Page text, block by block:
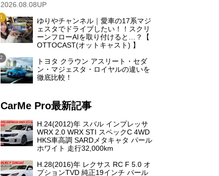
2026.08.08UP
ゆりやチャンネル｜愛車の17系マジ
ェスタでドライブしたい！！スクリ
ーンフローAIを取り付けると…？【
OTTOCAST(オットキャスト) 】
トヨタ クラウン アスリート・セダ
ン・マジェスタ・ロイヤルの違いを
徹底比較！
CarMe Pro最新記事
H.24(2012)年 スバル インプレッサ
WRX 2.0 WRX STI スペックC 4WD
HKS車高調 SARDメタキャタ パール
ホワイト 走行32,000km
H.28(2016)年 レクサス RC F 5.0 オ
プションTVD 純正19インチ パール